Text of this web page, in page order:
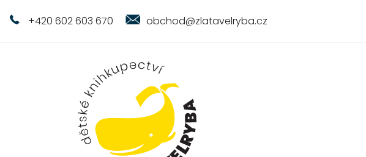
+420 602 603 670 obchod@zlatavelryba.cz